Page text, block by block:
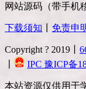
网站源码（带手机
下载须知 免责申
Copyright ? 2019丨
IPC 豫ICP备
本站资源仅供用于